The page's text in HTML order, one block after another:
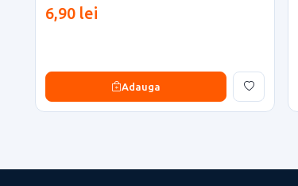
6,90 lei
Adauga